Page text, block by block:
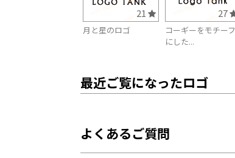
21
月と星のロゴ
27
コーギーをモチーフ
にした...
最近ご覧になったロゴ
よくあるご質問